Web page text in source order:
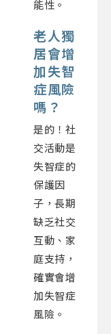
能性。
老人獨
居會增
加失智
症風險
嗎？
是的！社
交活動是
失智症的
保護因
子，長期
缺乏社交
互動、家
庭支持，
確實會增
加失智症
風險。